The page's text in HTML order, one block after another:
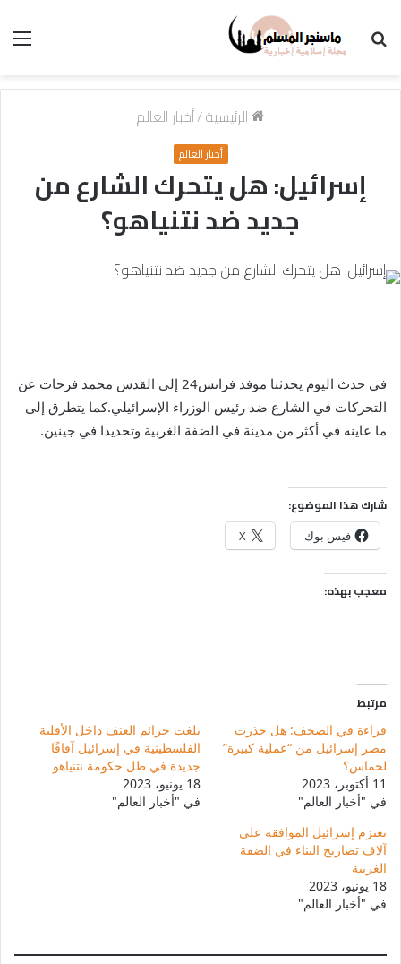
الرئيسية/أخبار العالم
أخبار العالم
إسرائيل: هل يتحرك الشارع من
جديد ضد نتنياهو؟
في حدث اليوم يحدثنا موفد فرانس24 إلى القدس محمد فرحات عن
التحركات في الشارع ضد رئيس الوزراء الإسرائيلي.كما يتطرق إلى
ما عاينه في أكثر من مدينة في الضفة الغربية وتحديدا في جينين.
شارك هذا الموضوع:
فيس بوك X
معجب بهذه:
مرتبط
قراءة في الصحف: هل حذرت
مصر إسرائيل من “عملية كبيرة”
لحماس؟
11 أكتوبر، 2023
في "أخبار العالم"
بلغت جرائم العنف داخل الأقلية
الفلسطينية في إسرائيل آفاقًا
جديدة في ظل حكومة نتنياهو
18 يونيو، 2023
في "أخبار العالم"
تعتزم إسرائيل الموافقة على
آلاف تصاريح البناء في الضفة
الغربية
18 يونيو، 2023
في "أخبار العالم"